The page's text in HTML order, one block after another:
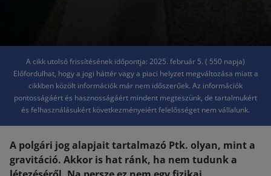
A cikk utolsó frissítésének időpontja: 2025. február 5. ( 550 napja)
Előfordulhat, hogy a jogi háttér vagy a piaci helyzet megváltozása miatt a
cikkben közölt információk már nem időszerűek. Az információk
pontosságáért és hasznosságáért mindent megteszünk, de tartalmukért
és felhasználásukért következményeiért felelősséget nem vállalunk.
A polgári jog alapjait tartalmazó Ptk. olyan, mint a
gravitáció. Akkor is hat ránk, ha nem tudunk a